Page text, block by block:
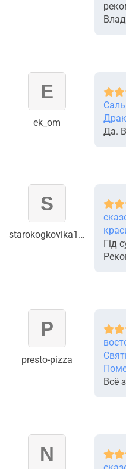
ek_om
Да.
starokogkovika180586
Гід
presto-pizza
Всё